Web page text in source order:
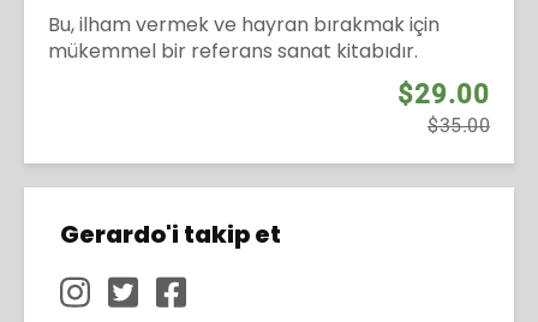
Bu, ilham vermek ve hayran bırakmak için
mükemmel bir referans sanat kitabıdır.
$29.00
$35.00
Gerardo'i takip et